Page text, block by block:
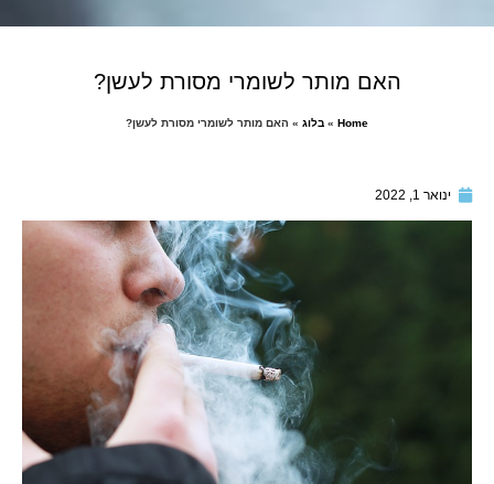
האם מותר לשומרי מסורת לעשן?
Home
» בלוג » האם מותר לשומרי מסורת לעשן?
ינואר 1, 2022